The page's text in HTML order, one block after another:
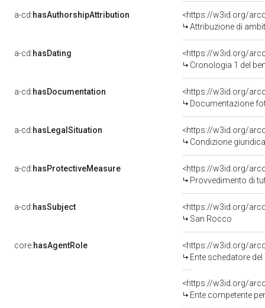
a-cd:hasAuthorshipAttribution
<https://w3id.org/
Attribuzione di
a-cd:hasDating
<https://w3id.org/
Cronologia 1 del
a-cd:hasDocumentation
Documentazione
a-cd:hasLegalSituation
Condizione
a-cd:hasProtectiveMeasure
<https://w3id.org/
Provvedimento di
a-cd:hasSubject
<https://w3id.org/
San Rocco
core:hasAgentRole
<https://w3id.org/
Ente schedatore del
<https://w3id.org/
Ente competente per tutela